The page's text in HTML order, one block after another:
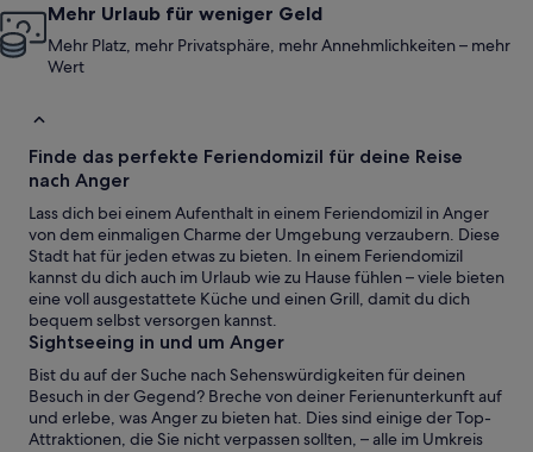
Mehr Urlaub für weniger Geld
Mehr Platz, mehr Privatsphäre, mehr Annehmlichkeiten – mehr
Wert
Finde das perfekte Feriendomizil für deine Reise
nach Anger
Lass dich bei einem Aufenthalt in einem Feriendomizil in Anger
von dem einmaligen Charme der Umgebung verzaubern. Diese
Stadt hat für jeden etwas zu bieten. In einem Feriendomizil
kannst du dich auch im Urlaub wie zu Hause fühlen – viele bieten
eine voll ausgestattete Küche und einen Grill, damit du dich
bequem selbst versorgen kannst.
Sightseeing in und um Anger
Bist du auf der Suche nach Sehenswürdigkeiten für deinen
Besuch in der Gegend? Breche von deiner Ferienunterkunft auf
und erlebe, was Anger zu bieten hat. Dies sind einige der Top-
Attraktionen, die Sie nicht verpassen sollten, – alle im Umkreis